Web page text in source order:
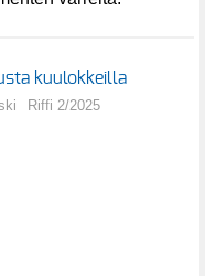
kuulokkeilla
Riffi 2/2025